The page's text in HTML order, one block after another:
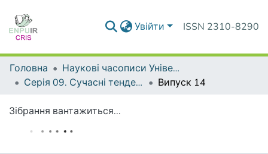
Увійти ISSN 2310-8290
Головна
Наукові часописи Університету
Серія 09. Сучасні тенденції розвитку мов
Випуск 14
Зібрання вантажиться...